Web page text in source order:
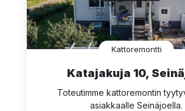
Kattoremontti
Katajakuja 10,
Toteutimme kattoremontin
asiakkaalle Seinäjoella.